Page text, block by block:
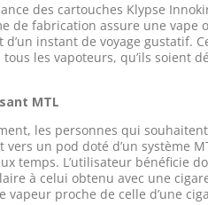
des cartouches Klypse
de fabrication assure une
d’un instant de voyage gustatif.
tous les vapoteurs, qu’ils soient
MTL
les personnes qui
vers un pod doté d’un système
temps. L’utilisateur bénéficie
à celui obtenu avec une
vapeur proche de celle d’une